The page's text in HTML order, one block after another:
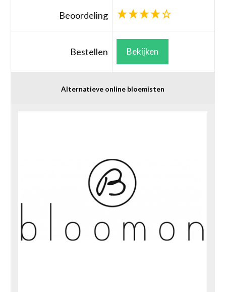
Beoordeling
Bestellen Bekijken
Alternatieve online bloemisten